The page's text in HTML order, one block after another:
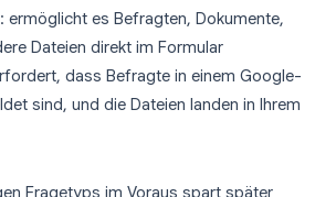
: ermöglicht es Befragten, Dokumente,
Dateien direkt im Formular
dass Befragte in einem Google-
sind, und die Dateien landen in Ihrem
Fragetyps im Voraus spart später